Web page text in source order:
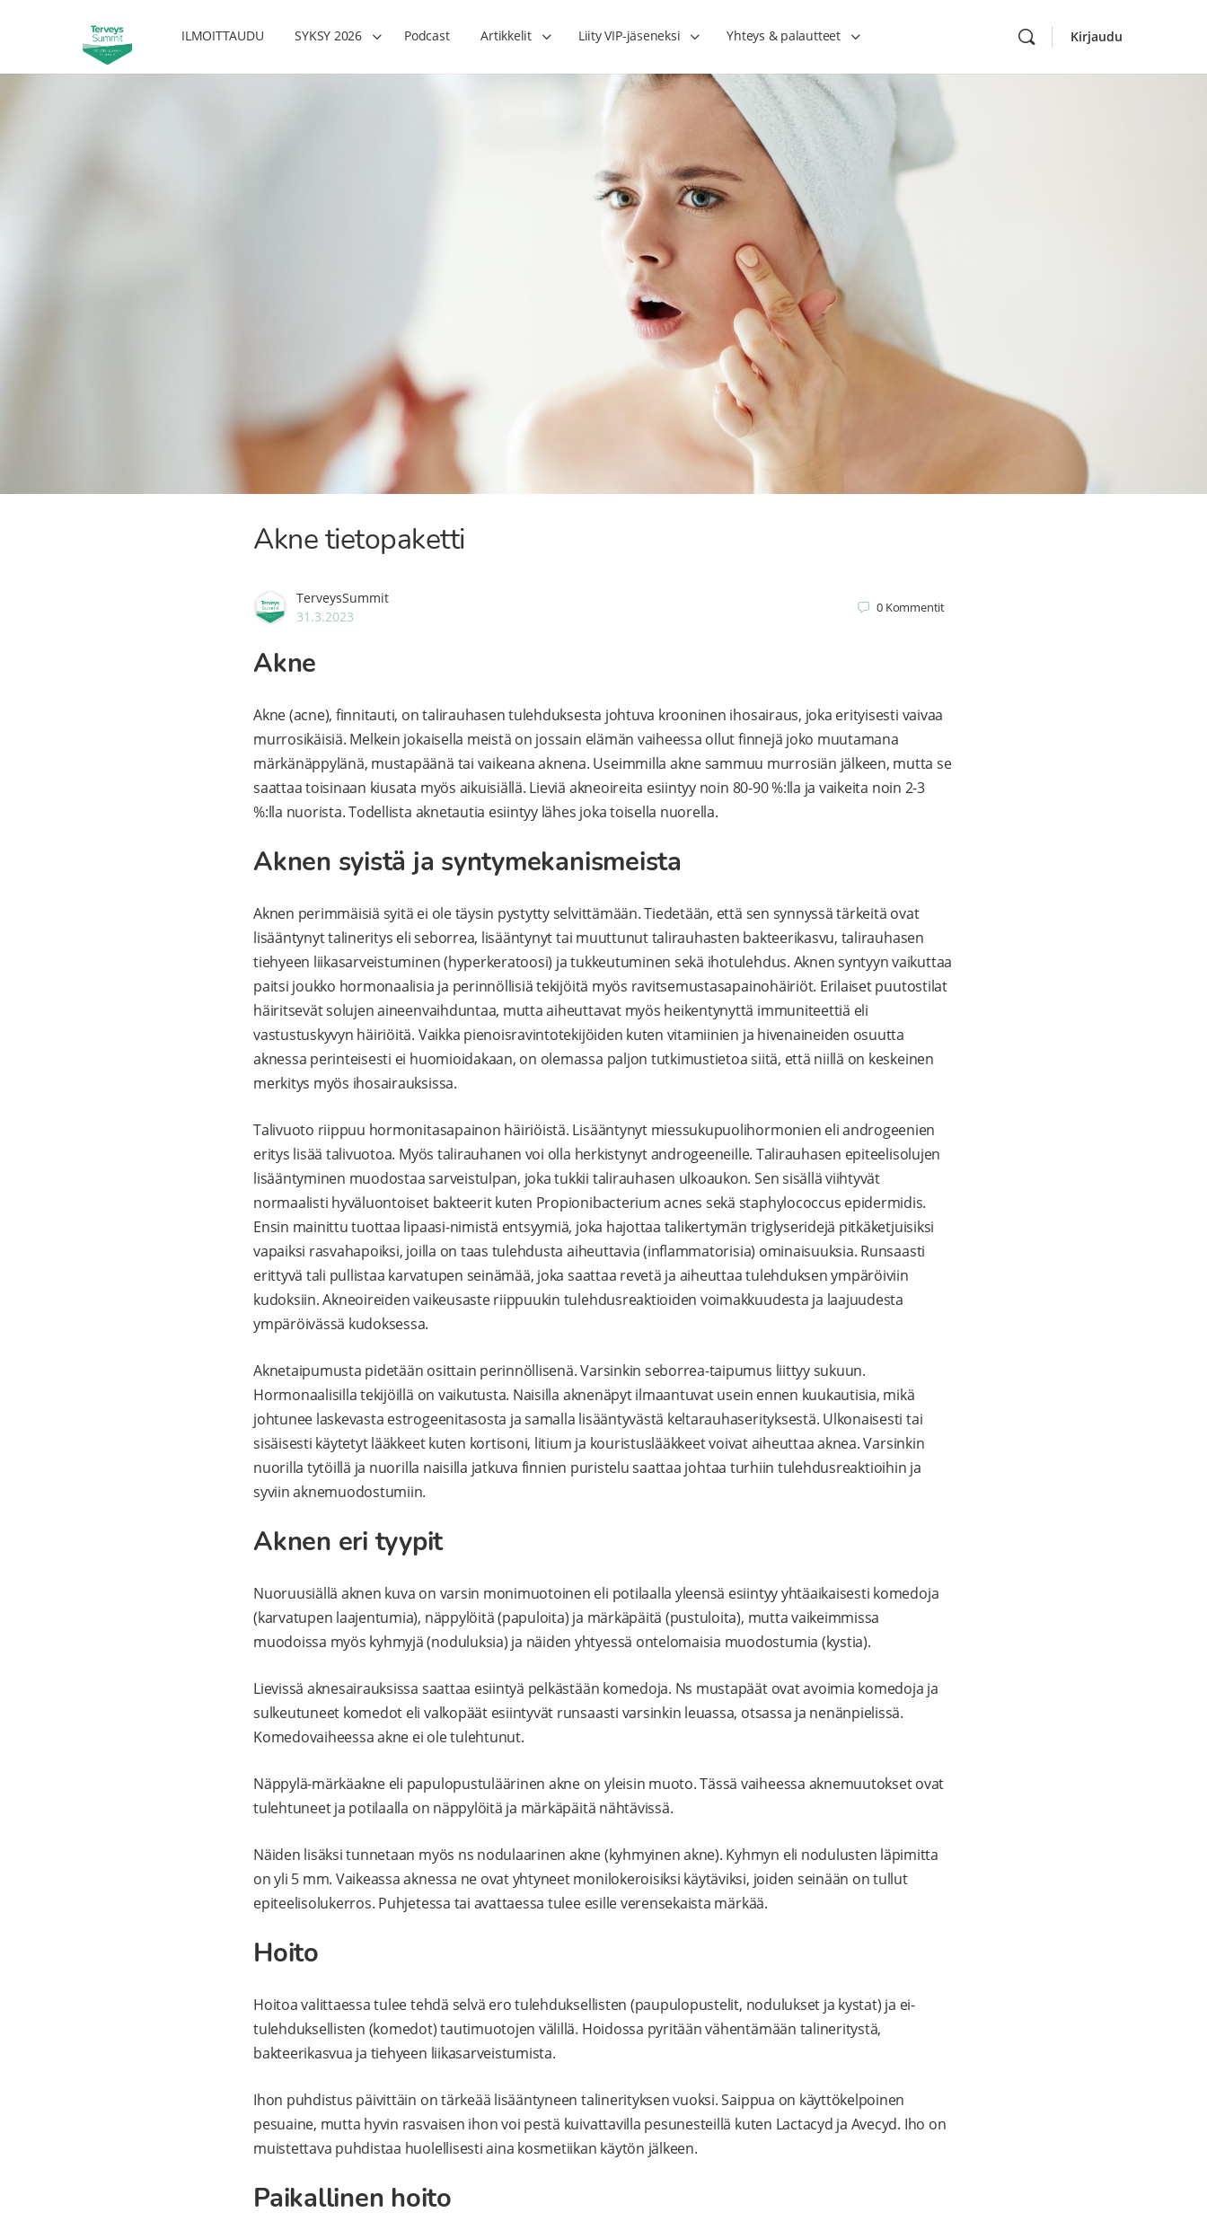
ILMOITTAUDU SYKSY 2026 Podcast Artikkelit Liity VIP-jäseneksi Yhteys & palautteet Kirjaudu
Akne tietopaketti
TerveysSummit
31.3.2023
0 Kommentit
Akne
Akne (acne), finnitauti, on talirauhasen tulehduksesta johtuva krooninen ihosairaus, joka erityisesti vaivaa
murrosikäisiä. Melkein jokaisella meistä on jossain elämän vaiheessa ollut finnejä joko muutamana
märkänäppylänä, mustapäänä tai vaikeana aknena. Useimmilla akne sammuu murrosiän jälkeen, mutta se
saattaa toisinaan kiusata myös aikuisiällä. Lieviä akneoireita esiintyy noin 80-90 %:lla ja vaikeita noin 2-3
%:lla nuorista. Todellista aknetautia esiintyy lähes joka toisella nuorella.
Aknen syistä ja syntymekanismeista
Aknen perimmäisiä syitä ei ole täysin pystytty selvittämään. Tiedetään, että sen synnyssä tärkeitä ovat
lisääntynyt talineritys eli seborrea, lisääntynyt tai muuttunut talirauhasten bakteerikasvu, talirauhasen
tiehyeen liikasarveistuminen (hyperkeratoosi) ja tukkeutuminen sekä ihotulehdus. Aknen syntyyn vaikuttaa
paitsi joukko hormonaalisia ja perinnöllisiä tekijöitä myös ravitsemustasapainohäiriöt. Erilaiset puutostilat
häiritsevät solujen aineenvaihduntaa, mutta aiheuttavat myös heikentynyttä immuniteettiä eli
vastustuskyvyn häiriöitä. Vaikka pienoisravintotekijöiden kuten vitamiinien ja hivenaineiden osuutta
aknessa perinteisesti ei huomioidakaan, on olemassa paljon tutkimustietoa siitä, että niillä on keskeinen
merkitys myös ihosairauksissa.
Talivuoto riippuu hormonitasapainon häiriöistä. Lisääntynyt miessukupuolihormonien eli androgeenien
eritys lisää talivuotoa. Myös talirauhanen voi olla herkistynyt androgeeneille. Talirauhasen epiteelisolujen
lisääntyminen muodostaa sarveistulpan, joka tukkii talirauhasen ulkoaukon. Sen sisällä viihtyvät
normaalisti hyväluontoiset bakteerit kuten Propionibacterium acnes sekä staphylococcus epidermidis.
Ensin mainittu tuottaa lipaasi-nimistä entsyymiä, joka hajottaa talikertymän triglyseridejä pitkäketjuisiksi
vapaiksi rasvahapoiksi, joilla on taas tulehdusta aiheuttavia (inflammatorisia) ominaisuuksia. Runsaasti
erittyvä tali pullistaa karvatupen seinämää, joka saattaa revetä ja aiheuttaa tulehduksen ympäröiviin
kudoksiin. Akneoireiden vaikeusaste riippuukin tulehdusreaktioiden voimakkuudesta ja laajuudesta
ympäröivässä kudoksessa.
Aknetaipumusta pidetään osittain perinnöllisenä. Varsinkin seborrea-taipumus liittyy sukuun.
Hormonaalisilla tekijöillä on vaikutusta. Naisilla aknenäpyt ilmaantuvat usein ennen kuukautisia, mikä
johtunee laskevasta estrogeenitasosta ja samalla lisääntyvästä keltarauhaserityksestä. Ulkonaisesti tai
sisäisesti käytetyt lääkkeet kuten kortisoni, litium ja kouristuslääkkeet voivat aiheuttaa aknea. Varsinkin
nuorilla tytöillä ja nuorilla naisilla jatkuva finnien puristelu saattaa johtaa turhiin tulehdusreaktioihin ja
syviin aknemuodostumiin.
Aknen eri tyypit
Nuoruusiällä aknen kuva on varsin monimuotoinen eli potilaalla yleensä esiintyy yhtäaikaisesti komedoja
(karvatupen laajentumia), näppylöitä (papuloita) ja märkäpäitä (pustuloita), mutta vaikeimmissa
muodoissa myös kyhmyjä (noduluksia) ja näiden yhtyessä ontelomaisia muodostumia (kystia).
Lievissä aknesairauksissa saattaa esiintyä pelkästään komedoja. Ns mustapäät ovat avoimia komedoja ja
sulkeutuneet komedot eli valkopäät esiintyvät runsaasti varsinkin leuassa, otsassa ja nenänpielissä.
Komedovaiheessa akne ei ole tulehtunut.
Näppylä-märkäakne eli papulopustuläärinen akne on yleisin muoto. Tässä vaiheessa aknemuutokset ovat
tulehtuneet ja potilaalla on näppylöitä ja märkäpäitä nähtävissä.
Näiden lisäksi tunnetaan myös ns nodulaarinen akne (kyhmyinen akne). Kyhmyn eli nodulusten läpimitta
on yli 5 mm. Vaikeassa aknessa ne ovat yhtyneet monilokeroisiksi käytäviksi, joiden seinään on tullut
epiteelisolukerros. Puhjetessa tai avattaessa tulee esille verensekaista märkää.
Hoito
Hoitoa valittaessa tulee tehdä selvä ero tulehduksellisten (paupulopustelit, nodulukset ja kystat) ja ei-
tulehduksellisten (komedot) tautimuotojen välillä. Hoidossa pyritään vähentämään talineritystä,
bakteerikasvua ja tiehyeen liikasarveistumista.
Ihon puhdistus päivittäin on tärkeää lisääntyneen talinerityksen vuoksi. Saippua on käyttökelpoinen
pesuaine, mutta hyvin rasvaisen ihon voi pestä kuivattavilla pesunesteillä kuten Lactacyd ja Avecyd. Iho on
muistettava puhdistaa huolellisesti aina kosmetiikan käytön jälkeen.
Paikallinen hoito